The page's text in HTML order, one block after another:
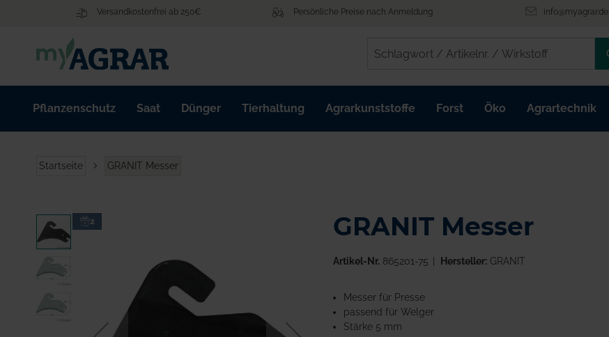
Versandkostenfrei ab 250€ Persönliche Preise nach Anmeldung info@myagrar.de
Pflanzenschutz Saat Dünger Tierhaltung Agrarkunststoffe Forst Öko Agrartechnik
Startseite GRANIT Messer
Zum
Ende
der
springen
2 GRANIT Messer
Artikel-Nr. 865201-75 Hersteller:GRANIT
Messer für Presse
passend für Welger
Stärke 5 mm